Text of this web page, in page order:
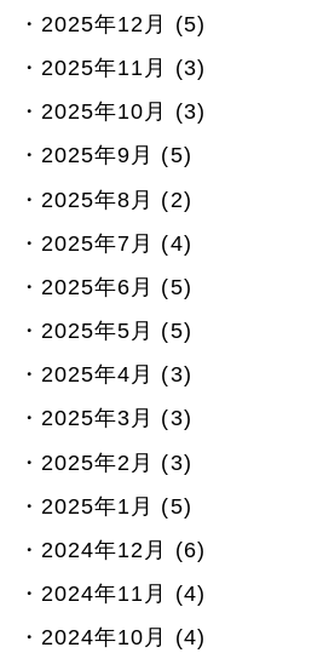
2025年12月 (5)
2025年11月 (3)
2025年10月 (3)
2025年9月 (5)
2025年8月 (2)
2025年7月 (4)
2025年6月 (5)
2025年5月 (5)
2025年4月 (3)
2025年3月 (3)
2025年2月 (3)
2025年1月 (5)
2024年12月 (6)
2024年11月 (4)
2024年10月 (4)